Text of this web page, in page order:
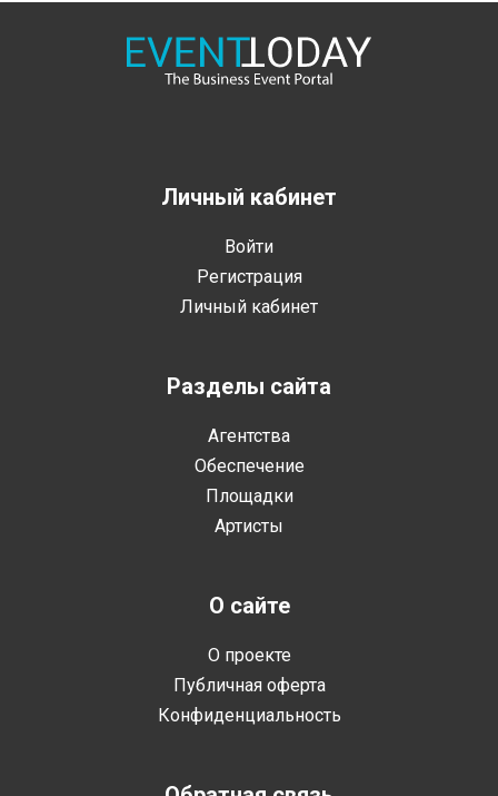
Личный кабинет
Войти
Регистрация
Личный кабинет
Разделы сайта
Агентства
Обеспечение
Площадки
Артисты
О сайте
О проекте
Публичная оферта
Конфиденциальность